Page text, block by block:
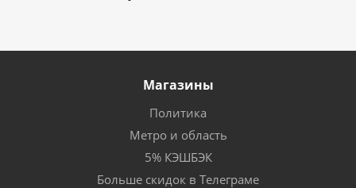
Магазины
Политика
Метро и область
5% КЭШБЭК
Больше скидок в Телеграме